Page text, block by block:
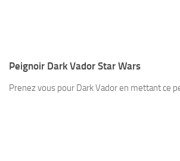
Peignoir Dark Vador Star Wars
Prenez vous pour Dark Vador en mettant ce